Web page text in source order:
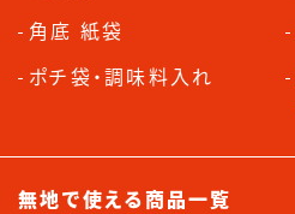
角底 紙袋
ポチ袋・調味料入れ
無地で使える商品一覧